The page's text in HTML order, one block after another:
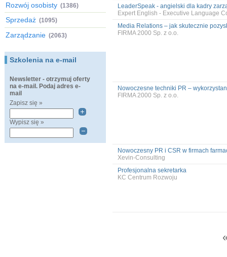
Rozwój osobisty (1386)
Sprzedaż (1095)
Zarządzanie (2063)
Szkolenia na e-mail
Newsletter - otrzymuj oferty
na e-mail. Podaj adres e-
mail
Zapisz się »
Wypisz się »
LeaderSpeak - angielski dla kadry
Expert English - Executive Language
Media Relations – jak skutecznie
FIRMA 2000 Sp. z o.o.
Nowoczesne techniki PR –
FIRMA 2000 Sp. z o.o.
Nowoczesny PR i CSR w firmach
Xevin-Consulting
Profesjonalna sekretarka
KC Centrum Rozwoju